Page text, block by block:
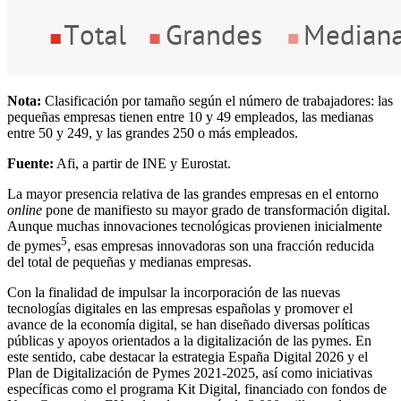
Nota: Clasificación por tamaño según el número de trabajadores: las
pequeñas empresas tienen entre 10 y 49 empleados, las medianas
entre 50 y 249, y las grandes 250 o más empleados.
Fuente: Afi, a partir de INE y Eurostat.
La mayor presencia relativa de las grandes empresas en el entorno
online pone de manifiesto su mayor grado de transformación digital.
Aunque muchas innovaciones tecnológicas provienen inicialmente
de pymes5, esas empresas innovadoras son una fracción reducida
del total de pequeñas y medianas empresas.
Con la finalidad de impulsar la incorporación de las nuevas
tecnologías digitales en las empresas españolas y promover el
avance de la economía digital, se han diseñado diversas políticas
públicas y apoyos orientados a la digitalización de las pymes. En
este sentido, cabe destacar la estrategia España Digital 2026 y el
Plan de Digitalización de Pymes 2021-2025, así como iniciativas
específicas como el programa Kit Digital, financiado con fondos de